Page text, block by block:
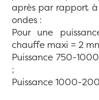
après par rapport
ondes :
Pour une
chauffe maxi = 2
Puissance 750-
;
Puissance 1000-